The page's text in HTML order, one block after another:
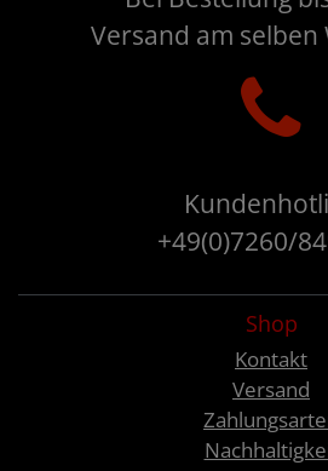
Versand am
+49(0)7260/
Shop
Kontakt
Versand